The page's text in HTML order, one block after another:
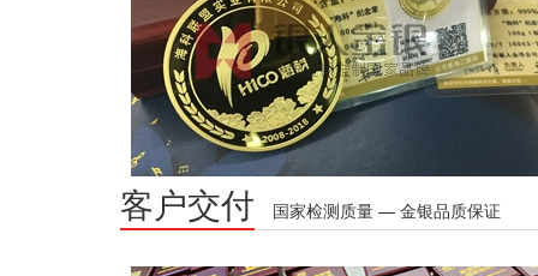
客户交付 国家检测质量 — 金银品质保证